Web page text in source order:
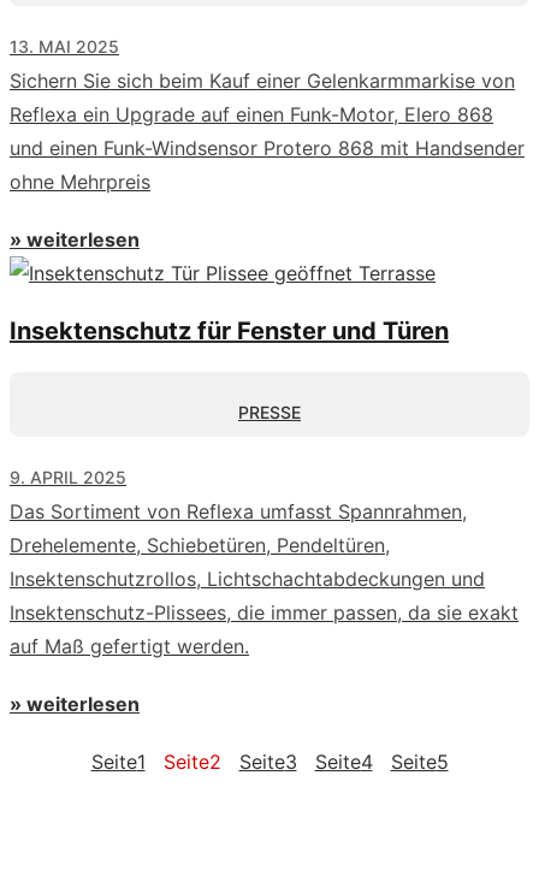
13. MAI 2025
Sichern Sie sich beim Kauf einer Gelenkarmmarkise von
Reflexa ein Upgrade auf einen Funk-Motor, Elero 868
und einen Funk-Windsensor Protero 868 mit Handsender
ohne Mehrpreis
» weiterlesen
Insektenschutz für Fenster und Türen
PRESSE
9. APRIL 2025
Das Sortiment von Reflexa umfasst Spannrahmen,
Drehelemente, Schiebetüren, Pendeltüren,
Insektenschutzrollos, Lichtschachtabdeckungen und
Insektenschutz-Plissees, die immer passen, da sie exakt
auf Maß gefertigt werden.
» weiterlesen
Seite1 Seite2 Seite3 Seite4 Seite5